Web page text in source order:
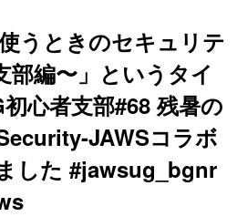
うときのセキュリテ
部編〜」というタイ
心者支部#68 残暑の
JAWSコラボ
した #jawsug_bgnr